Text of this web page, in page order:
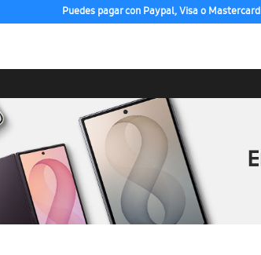
Puedes pagar con Paypal, Visa o Mastercard